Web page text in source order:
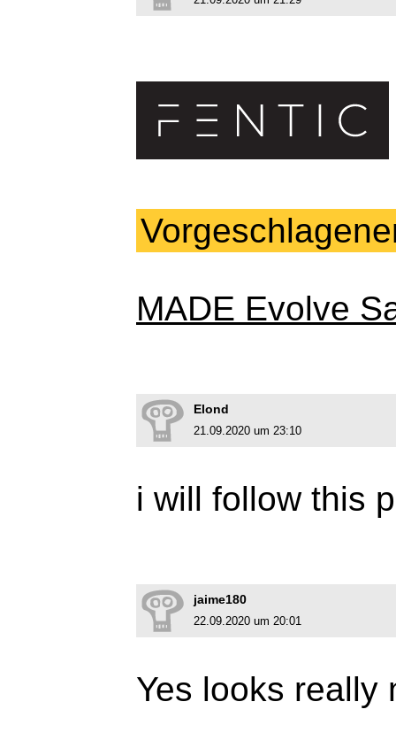
MADE Evolve
Elond
21.09.2020 um 23:10
i will follow this
jaime180
22.09.2020 um 20:01
Yes looks really